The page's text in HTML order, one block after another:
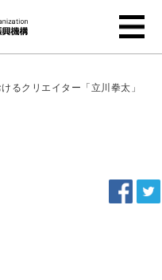
クリエイター「立川拳太」